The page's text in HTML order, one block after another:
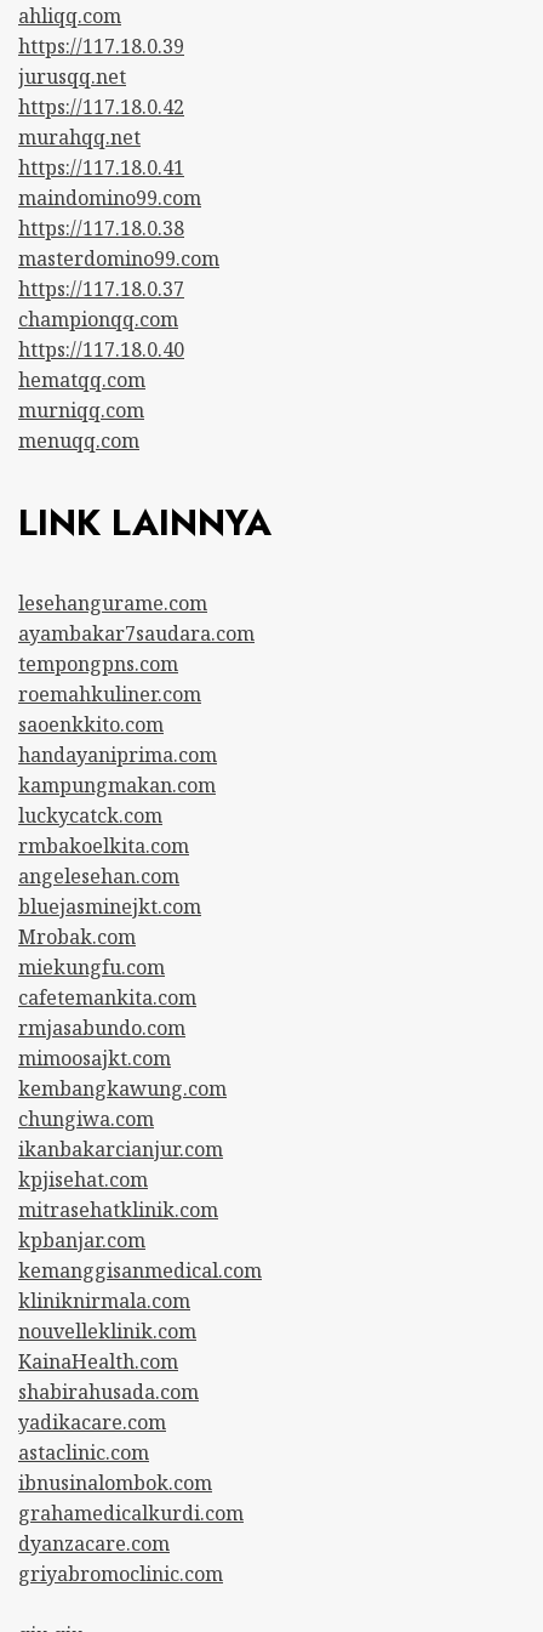
ahliqq.com
https://117.18.0.39
jurusqq.net
https://117.18.0.42
murahqq.net
https://117.18.0.41
maindomino99.com
https://117.18.0.38
masterdomino99.com
https://117.18.0.37
championqq.com
https://117.18.0.40
hematqq.com
murniqq.com
menuqq.com
LINK LAINNYA
lesehangurame.com
ayambakar7saudara.com
tempongpns.com
roemahkuliner.com
saoenkkito.com
handayaniprima.com
kampungmakan.com
luckycatck.com
rmbakoelkita.com
angelesehan.com
bluejasminejkt.com
Mrobak.com
miekungfu.com
cafetemankita.com
rmjasabundo.com
mimoosajkt.com
kembangkawung.com
chungiwa.com
ikanbakarcianjur.com
kpjisehat.com
mitrasehatklinik.com
kpbanjar.com
kemanggisanmedical.com
kliniknirmala.com
nouvelleklinik.com
KainaHealth.com
shabirahusada.com
yadikacare.com
astaclinic.com
ibnusinalombok.com
grahamedicalkurdi.com
dyanzacare.com
griyabromoclinic.com